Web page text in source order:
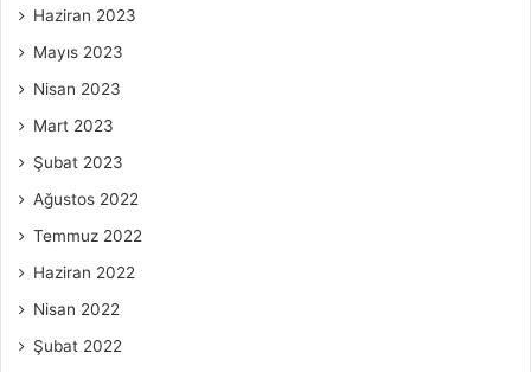
Haziran 2023
Mayıs 2023
Nisan 2023
Mart 2023
Şubat 2023
Ağustos 2022
Temmuz 2022
Haziran 2022
Nisan 2022
Şubat 2022